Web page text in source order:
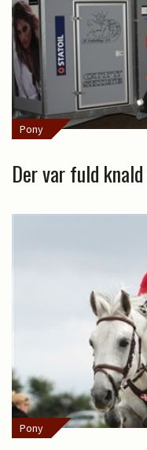
Pony
Der var fuld knald
Pony